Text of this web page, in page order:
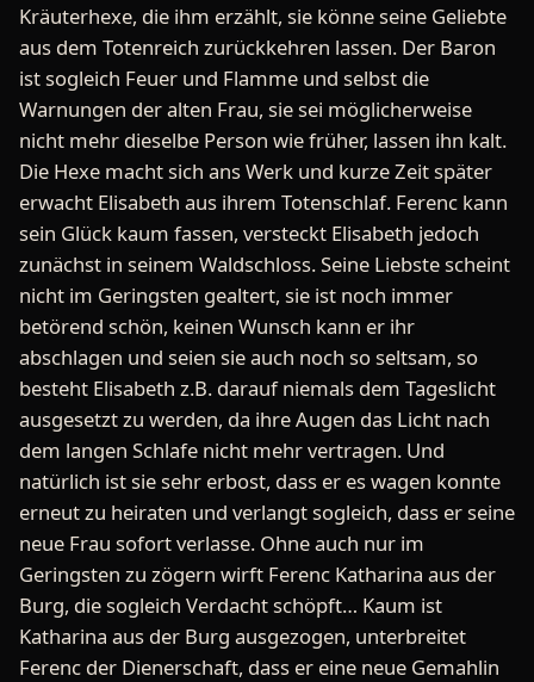
Kräuterhexe, die ihm erzählt, sie könne seine Geliebte
aus dem Totenreich zurückkehren lassen. Der Baron
ist sogleich Feuer und Flamme und selbst die
Warnungen der alten Frau, sie sei möglicherweise
nicht mehr dieselbe Person wie früher, lassen ihn kalt.
Die Hexe macht sich ans Werk und kurze Zeit später
erwacht Elisabeth aus ihrem Totenschlaf. Ferenc kann
sein Glück kaum fassen, versteckt Elisabeth jedoch
zunächst in seinem Waldschloss. Seine Liebste scheint
nicht im Geringsten gealtert, sie ist noch immer
betörend schön, keinen Wunsch kann er ihr
abschlagen und seien sie auch noch so seltsam, so
besteht Elisabeth z.B. darauf niemals dem Tageslicht
ausgesetzt zu werden, da ihre Augen das Licht nach
dem langen Schlafe nicht mehr vertragen. Und
natürlich ist sie sehr erbost, dass er es wagen konnte
erneut zu heiraten und verlangt sogleich, dass er seine
neue Frau sofort verlasse. Ohne auch nur im
Geringsten zu zögern wirft Ferenc Katharina aus der
Burg, die sogleich Verdacht schöpft… Kaum ist
Katharina aus der Burg ausgezogen, unterbreitet
Ferenc der Dienerschaft, dass er eine neue Gemahlin